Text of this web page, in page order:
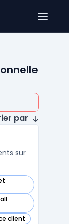
par
sur
client